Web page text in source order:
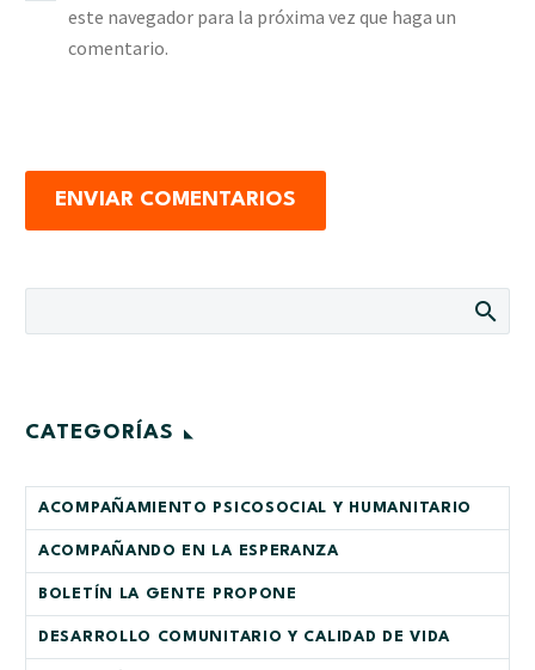
este navegador para la próxima vez que haga un
comentario.
ENVIAR COMENTARIOS
CATEGORÍAS
ACOMPAÑAMIENTO PSICOSOCIAL Y HUMANITARIO
ACOMPAÑANDO EN LA ESPERANZA
BOLETÍN LA GENTE PROPONE
DESARROLLO COMUNITARIO Y CALIDAD DE VIDA